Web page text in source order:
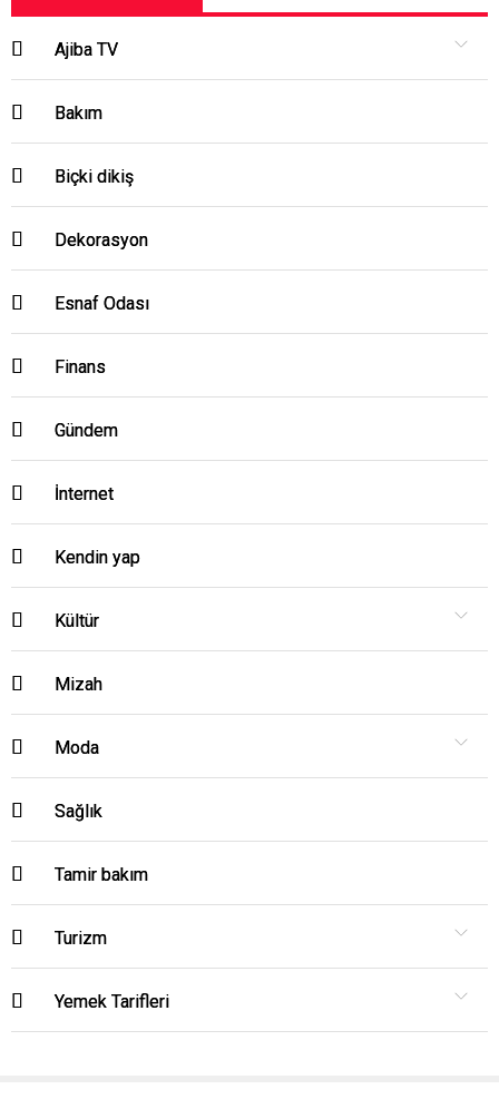
Ajiba TV
Bakım
Biçki dikiş
Dekorasyon
Esnaf Odası
Finans
Gündem
İnternet
Kendin yap
Kültür
Mizah
Moda
Sağlık
Tamir bakım
Turizm
Yemek Tarifleri